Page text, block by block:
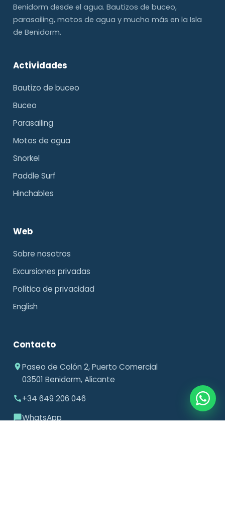
Benidorm desde el agua. Bautizos de buceo,
parasailing, motos de agua y mucho más en la Isla
de Benidorm.
Actividades
Bautizo de buceo
Buceo
Parasailing
Motos de agua
Snorkel
Paddle Surf
Hinchables
Web
Sobre nosotros
Excursiones privadas
Política de privacidad
English
Contacto
Paseo de Colón 2, Puerto Comercial
03501 Benidorm, Alicante
+34 649 206 046
WhatsApp